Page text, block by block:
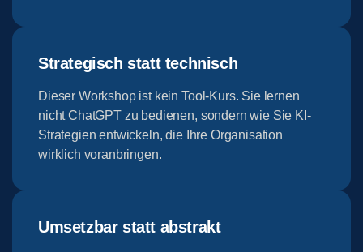
Strategisch statt technisch
Dieser Workshop ist kein Tool-Kurs. Sie lernen
nicht ChatGPT zu bedienen, sondern wie Sie KI-
Strategien entwickeln, die Ihre Organisation
wirklich voranbringen.
Umsetzbar statt abstrakt